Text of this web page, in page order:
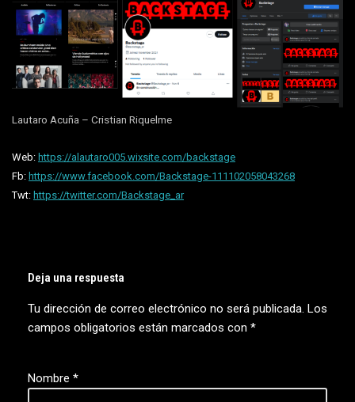
Lautaro Acuña – Cristian Riquelme
Web: https://alautaro005.wixsite.com/backstage
Fb: https://www.facebook.com/Backstage-111102058043268
Twt: https://twitter.com/Backstage_ar
Deja una respuesta
Tu dirección de correo electrónico no será publicada. Los
campos obligatorios están marcados con *
Nombre *